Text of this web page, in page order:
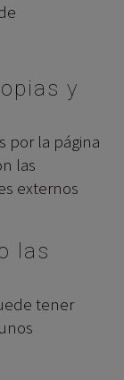
y
por la página
las
externos
las
tener